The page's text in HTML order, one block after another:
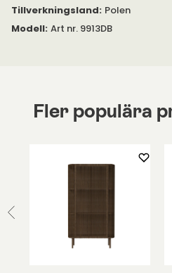
Tillverkningsland: Polen
Modell: Art nr. 9913DB
Fler populära